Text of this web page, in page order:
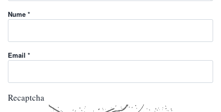
Nume *
Email *
Recaptcha